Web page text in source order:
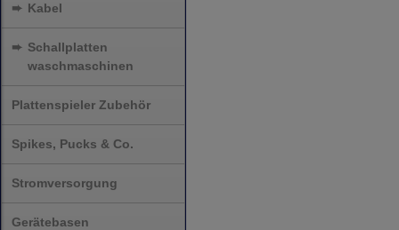
➨ Kabel
➨ Schallplatten
waschmaschinen
Plattenspieler Zubehör
Spikes, Pucks & Co.
Stromversorgung
Gerätebasen